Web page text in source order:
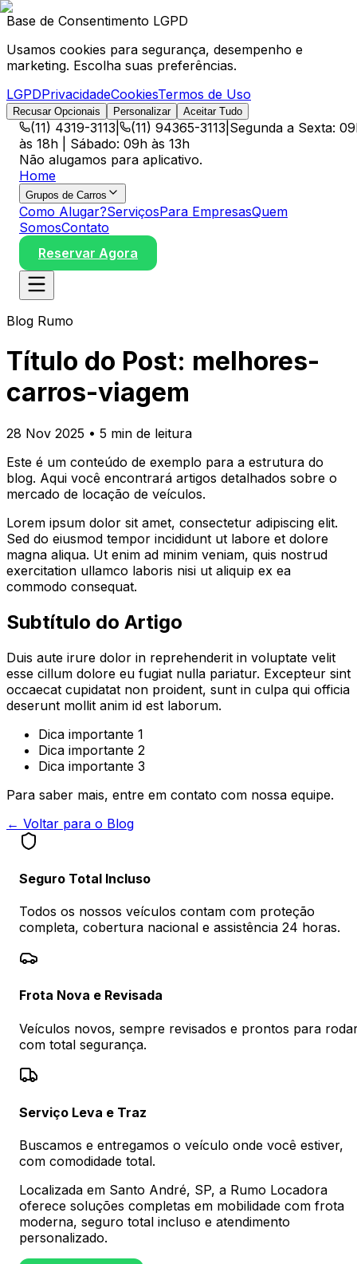
Base de Consentimento LGPD
Usamos cookies para segurança, desempenho e
marketing. Escolha suas preferências.
LGPDPrivacidadeCookiesTermos de Uso
Recusar Opcionais Personalizar Aceitar Tudo
(11) 4319-3113 (11) 94365-3113 Segunda a Sexta:
às 18h | Sábado: 09h às 13h
Não alugamos para aplicativo.
Home
Grupos de Carros
Como Alugar?ServiçosPara EmpresasQuem
SomosContato
Reservar Agora
Blog Rumo
Título do Post: melhores-
carros-viagem
28 Nov 2025 • 5 min de leitura
Este é um conteúdo de exemplo para a estrutura do
blog. Aqui você encontrará artigos detalhados sobre o
mercado de locação de veículos.
Lorem ipsum dolor sit amet, consectetur adipiscing elit.
Sed do eiusmod tempor incididunt ut labore et dolore
magna aliqua. Ut enim ad minim veniam, quis nostrud
exercitation ullamco laboris nisi ut aliquip ex ea
commodo consequat.
Subtítulo do Artigo
Duis aute irure dolor in reprehenderit in voluptate velit
esse cillum dolore eu fugiat nulla pariatur. Excepteur sint
occaecat cupidatat non proident, sunt in culpa qui officia
deserunt mollit anim id est laborum.
Dica importante 1
Dica importante 2
Dica importante 3
Para saber mais, entre em contato com nossa equipe.
← Voltar para o Blog
Seguro Total Incluso
Todos os nossos veículos contam com proteção
completa, cobertura nacional e assistência 24 horas.
Frota Nova e Revisada
Veículos novos, sempre revisados e prontos para
com total segurança.
Serviço Leva e Traz
Buscamos e entregamos o veículo onde você estiver,
com comodidade total.
Localizada em Santo André, SP, a Rumo Locadora
oferece soluções completas em mobilidade com frota
moderna, seguro total incluso e atendimento
personalizado.